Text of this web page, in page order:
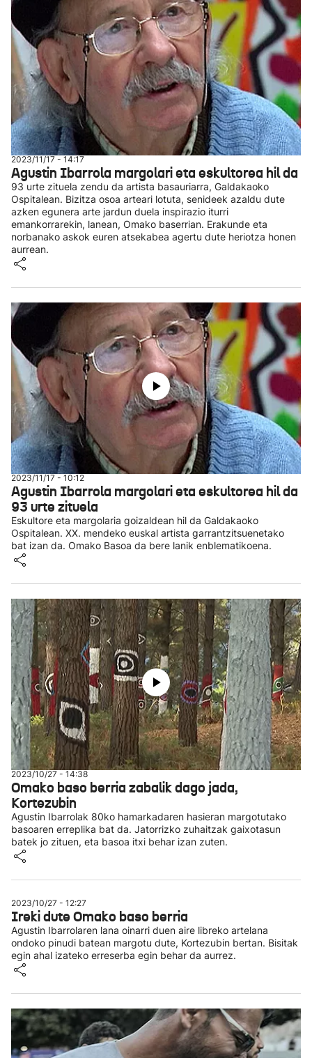
2023/11/17 - 14:17
Agustin Ibarrola margolari eta eskultorea hil da
93 urte zituela zendu da artista basauriarra, Galdakaoko
Ospitalean. Bizitza osoa arteari lotuta, senideek azaldu dute
azken egunera arte jardun duela inspirazio iturri
emankorrarekin, lanean, Omako baserrian. Erakunde eta
norbanako askok euren atsekabea agertu dute heriotza honen
aurrean.
2023/11/17 - 10:12
Agustin Ibarrola margolari eta eskultorea hil da
93 urte zituela
Eskultore eta margolaria goizaldean hil da Galdakaoko
Ospitalean. XX. mendeko euskal artista garrantzitsuenetako
bat izan da. Omako Basoa da bere lanik enblematikoena.
2023/10/27 - 14:38
Omako baso berria zabalik dago jada,
Kortezubin
Agustin Ibarrolak 80ko hamarkadaren hasieran margotutako
basoaren erreplika bat da. Jatorrizko zuhaitzak gaixotasun
batek jo zituen, eta basoa itxi behar izan zuten.
2023/10/27 - 12:27
Ireki dute Omako baso berria
Agustin Ibarrolaren lana oinarri duen aire libreko artelana
ondoko pinudi batean margotu dute, Kortezubin bertan. Bisitak
egin ahal izateko erreserba egin behar da aurrez.